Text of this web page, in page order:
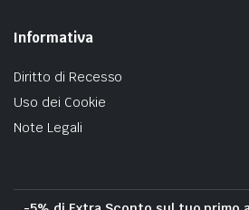
Informativa
Diritto di Recesso
Uso dei Cookie
Note Legali